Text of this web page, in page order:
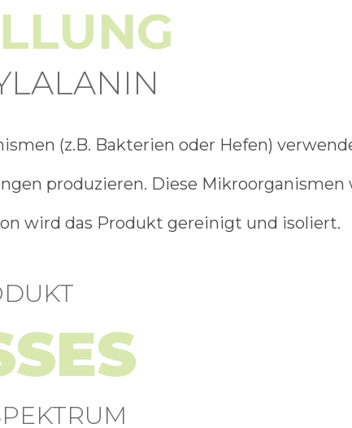
(z.B. Bakterien oder Hefen)
produzieren. Diese Mikroorganismen
wird das Produkt gereinigt und isoliert.